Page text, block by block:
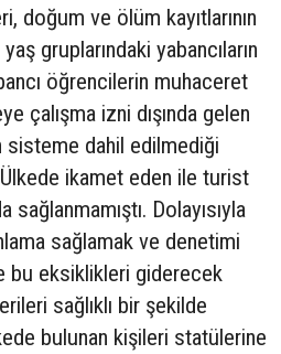
doğum ve ölüm kayıtlarının
gruplarındaki yabancıların
öğrencilerin muhaceret
çalışma izni dışında gelen
dahil edilmediği
ikamet eden ile turist
sağlanmamıştı. Dolayısıyla
sağlamak ve denetimi
bu eksiklikleri giderecek
sağlıklı bir şekilde
bulunan kişileri statülerine